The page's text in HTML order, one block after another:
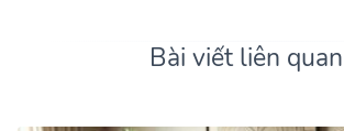
Bài viết liên quan